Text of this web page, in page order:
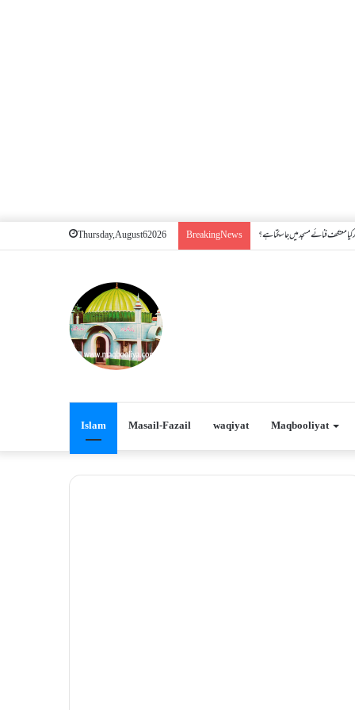
Thursday, August 6 2026 Breaking News معتکف فنائے مسجد میں جا سکتا ہے؟
Islam Masail-Fazail waqiyat Maqbooliyat